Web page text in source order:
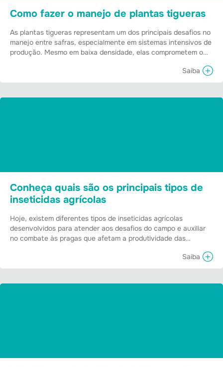
Como fazer o manejo de plantas tigueras
As plantas tigueras representam um dos principais desafios no
manejo entre safras, especialmente em sistemas intensivos de
produção. Mesmo em baixa densidade, elas comprometem o…
Saiba
Conheça quais são os principais tipos de
inseticidas agrícolas
Hoje, existem diferentes tipos de inseticidas agrícolas
desenvolvidos para atender aos desafios do campo e auxiliar
no combate às pragas que afetam a produtividade das…
Saiba